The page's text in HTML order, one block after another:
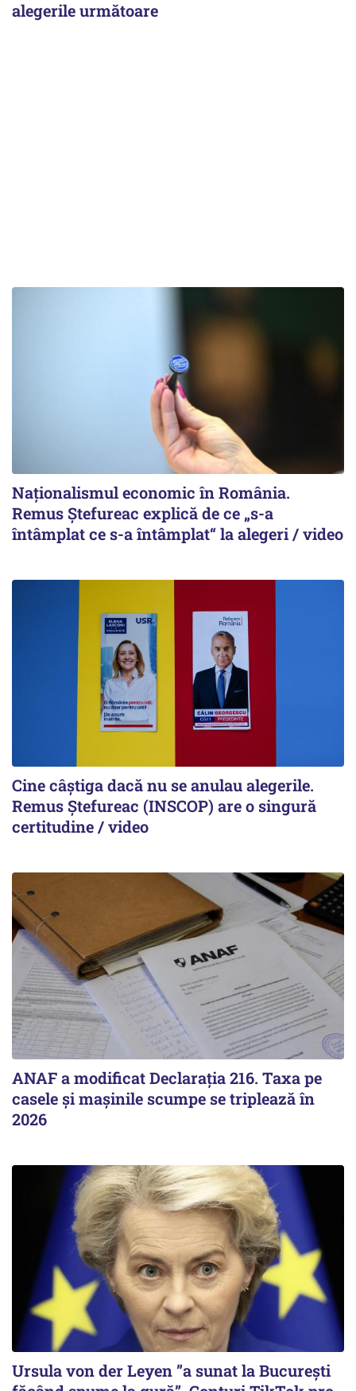
alegerile următoare
Naționalismul economic în România.
Remus Ștefureac explică de ce „s-a
întâmplat ce s-a întâmplat“ la alegeri / video
Cine câștiga dacă nu se anulau alegerile.
Remus Ștefureac (INSCOP) are o singură
certitudine / video
ANAF a modificat Declarația 216. Taxa pe
casele și mașinile scumpe se triplează în
2026
Ursula von der Leyen ”a sunat la București